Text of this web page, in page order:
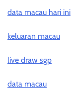
data macau hari ini
keluaran macau
live draw sgp
data macau